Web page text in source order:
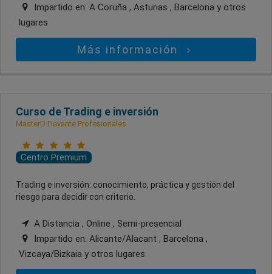
Impartido en: A Coruña , Asturias , Barcelona y otros
lugares
Más información
Curso de Trading e inversión
MasterD Davante Profesionales
Centro Premium
Trading e inversión: conocimiento, práctica y gestión del
riesgo para decidir con criterio.
A Distancia , Online , Semi-presencial
Impartido en: Alicante/Alacant , Barcelona ,
Vizcaya/Bizkaia y otros lugares